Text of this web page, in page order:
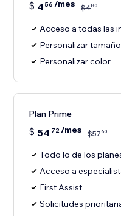
$ 4 56 /mes $480
Acceso a todas las
Personalizar tamaño
Personalizar color
Plan Prime
$ 54 72/mes $5760
Todo lo de los
Acceso a
First Assist
Solicitudes